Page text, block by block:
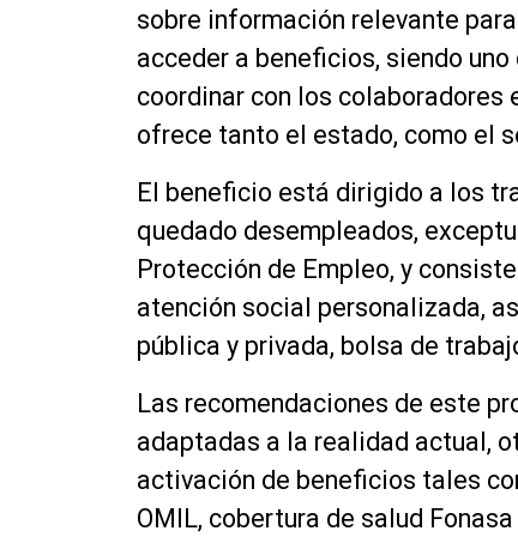
sobre información relevante
acceder a beneficios, siendo
coordinar con los colaboradores
ofrece tanto el estado, como el
El beneficio está dirigido a los
quedado desempleados,
Protección de Empleo, y
atención social personalizada,
pública y privada, bolsa de
Las recomendaciones de este
adaptadas a la realidad actual,
activación de beneficios tales
OMIL, cobertura de salud